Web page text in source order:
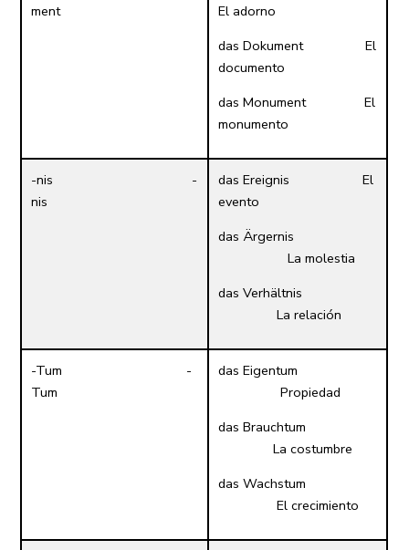
ment
El adorno
das Dokument El
documento
das Monument El
monumento
-nis -
nis
das Ereignis El
evento
das Ärgernis
La molestia
das Verhältnis
La relación
-Tum -
Tum
das Eigentum
Propiedad
das Brauchtum
La costumbre
das Wachstum
El crecimiento